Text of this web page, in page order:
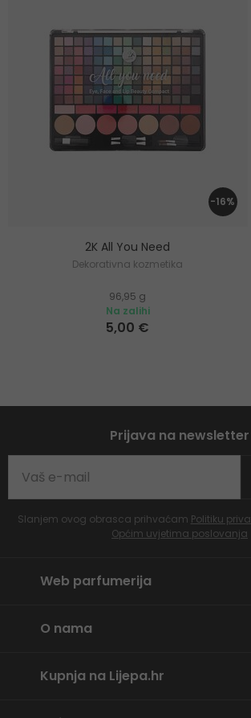
-16%
2K All You Need
Dekorativna kozmetika
96,95 g
Na zalihi
5,00 €
Prijava na newsletter
Slanjem ovog obrasca prihvaćam Politiku
Općim uvjetima poslovanja
Web parfumerija
O nama
Kupnja na Lijepa.hr